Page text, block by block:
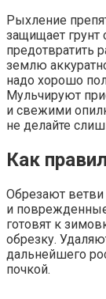
Рыхление
защищает грунт
предотвратить
землю
надо хорошо
Мульчируют
и свежими
не делайте
Как
Обрезают
и
готовят к
обрезку.
дальнейшего
почкой.